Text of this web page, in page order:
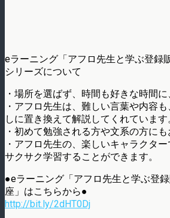
eラーニング「アフロ先生と学ぶ登録
シリーズについて
・場所を選ばず、時間も好きな時間に
・アフロ先生は、難しい言葉や内容
しに置き換えて解説してくれています
・初めて勉強される方や文系の方にも
・アフロ先生の、楽しいキャラクタ
サクサク学習することができます。
●eラーニング「アフロ先生と学ぶ登
座」はこちらから●
http://bit.ly/2dHT0Dj